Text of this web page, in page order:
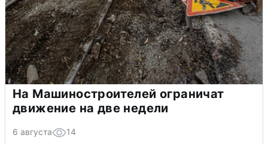
На Машиностроителей ограничат
движение на две недели
6 августа 14